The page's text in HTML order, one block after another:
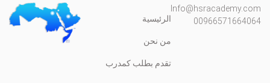
Info@hsracademy.com
00966571664064
الرئيسية
من نحن
تقدم بطلب كمدرب